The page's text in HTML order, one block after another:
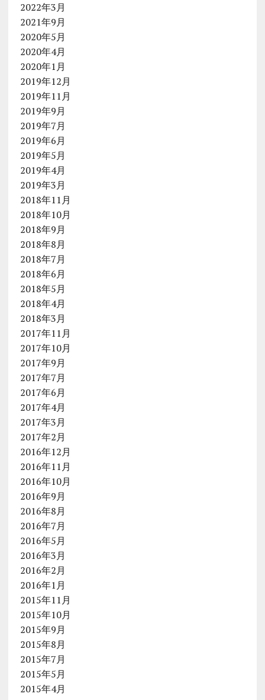
2022年3月
2021年9月
2020年5月
2020年4月
2020年1月
2019年12月
2019年11月
2019年9月
2019年7月
2019年6月
2019年5月
2019年4月
2019年3月
2018年11月
2018年10月
2018年9月
2018年8月
2018年7月
2018年6月
2018年5月
2018年4月
2018年3月
2017年11月
2017年10月
2017年9月
2017年7月
2017年6月
2017年4月
2017年3月
2017年2月
2016年12月
2016年11月
2016年10月
2016年9月
2016年8月
2016年7月
2016年5月
2016年3月
2016年2月
2016年1月
2015年11月
2015年10月
2015年9月
2015年8月
2015年7月
2015年5月
2015年4月